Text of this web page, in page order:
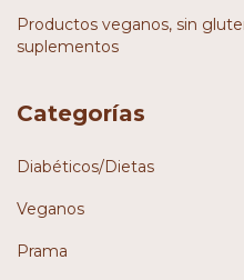
Productos veganos, sin
suplementos
Categorías
Diabéticos/Dietas
Veganos
Prama